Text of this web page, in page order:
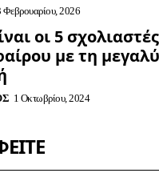
Φεβρουαρίου, 2026
οι 5
με τη
1 Οκτωβρίου, 2024